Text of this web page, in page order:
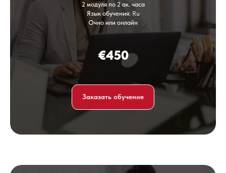
2 модуля по 2 ак. часа
Язык обучения: Ru
Очно или онлайн
€450
Заказать обучение